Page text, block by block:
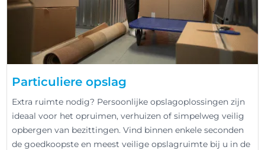
Particuliere opslag
Extra ruimte nodig? Persoonlijke opslagoplossingen zijn
ideaal voor het opruimen, verhuizen of simpelweg veilig
opbergen van bezittingen. Vind binnen enkele seconden
de goedkoopste en meest veilige opslagruimte bij u in de